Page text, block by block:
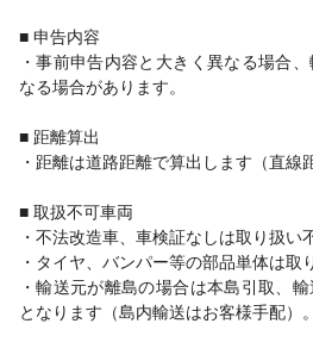
■ 申告内容
・事前申告内容と大きく異なる場合
なる場合があります。
■ 距離算出
・距離は道路距離で算出します（直線
■ 取扱不可車両
・不法改造車、車検証なしは取り扱い
・タイヤ、バンパー等の部品単体は取
・輸送元が離島の場合は本島引取、
となります（島内輸送はお客様手配）。